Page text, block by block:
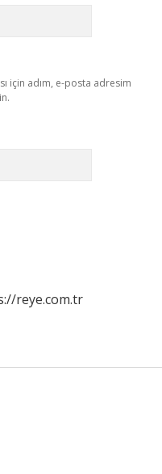
için adım, e-posta adresim
reye.com.tr